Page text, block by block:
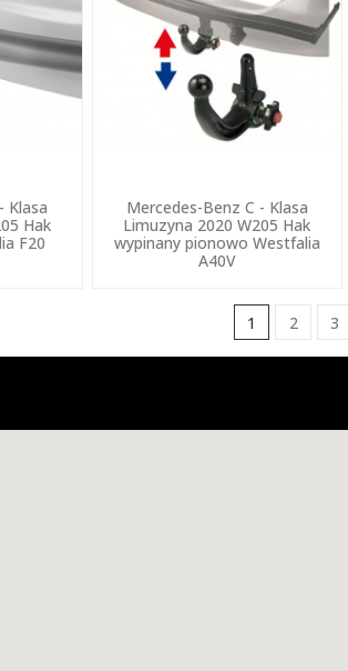
Klasa
Hak
F20
Mercedes-Benz C - Klasa
Limuzyna 2020 W205 Hak
wypinany pionowo Westfalia
A40V
1 2 3